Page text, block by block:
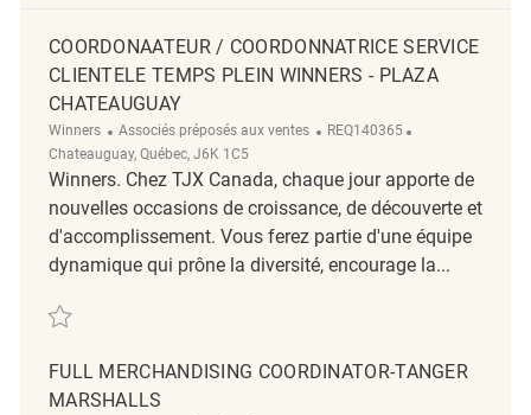
COORDONAATEUR / COORDONNATRICE SERVICE
CLIENTELE TEMPS PLEIN WINNERS - PLAZA
CHATEAUGUAY
Winners Catégorie
Associés préposés aux ventes ReqId
REQ140365
Chateauguay, Québec, J6K 1C5
Winners. Chez TJX Canada, chaque jour apporte de
nouvelles occasions de croissance, de découverte et
d'accomplissement. Vous ferez partie d'une équipe
dynamique qui prône la diversité, encourage la...
Sauvegarder Coordonaateur / Coordonnatrice Service clientele Temps
FULL MERCHANDISING COORDINATOR-TANGER
MARSHALLS